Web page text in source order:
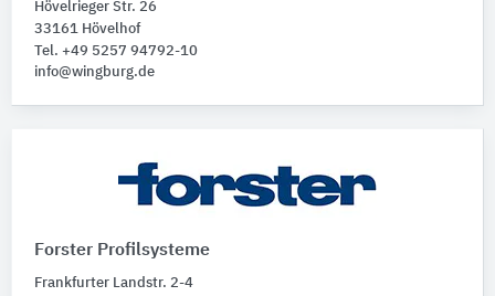
Hövelrieger Str. 26
33161 Hövelhof
Tel. +49 5257 94792-10
info@wingburg.de
Forster Profilsysteme
Frankfurter Landstr. 2-4